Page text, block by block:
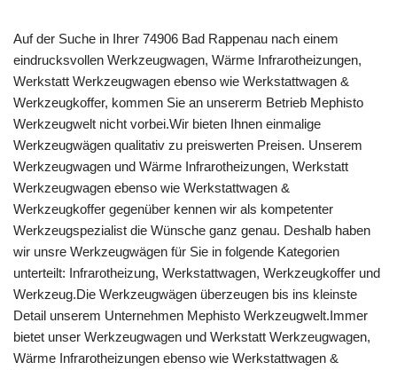
Auf der Suche in Ihrer 74906 Bad Rappenau nach einem
eindrucksvollen Werkzeugwagen, Wärme Infrarotheizungen,
Werkstatt Werkzeugwagen ebenso wie Werkstattwagen &
Werkzeugkoffer, kommen Sie an unsererm Betrieb Mephisto
Werkzeugwelt nicht vorbei.Wir bieten Ihnen einmalige
Werkzeugwägen qualitativ zu preiswerten Preisen. Unserem
Werkzeugwagen und Wärme Infrarotheizungen, Werkstatt
Werkzeugwagen ebenso wie Werkstattwagen &
Werkzeugkoffer gegenüber kennen wir als kompetenter
Werkzeugspezialist die Wünsche ganz genau. Deshalb haben
wir unsre Werkzeugwägen für Sie in folgende Kategorien
unterteilt: Infrarotheizung, Werkstattwagen, Werkzeugkoffer und
Werkzeug.Die Werkzeugwägen überzeugen bis ins kleinste
Detail unserem Unternehmen Mephisto Werkzeugwelt.Immer
bietet unser Werkzeugwagen und Werkstatt Werkzeugwagen,
Wärme Infrarotheizungen ebenso wie Werkstattwagen &